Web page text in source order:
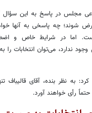
مجلس در پاسخ به این
شوند؛ چه پاسخی به آنها
اما در شرایط خاص و
ندارد، می‌توان انتخابات
کرد: به نظر بنده، آقای
رأی خواهند آورد.